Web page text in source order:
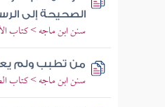
الصحيحة إلى
سنن ابن ماجه > كتاب
من تطبب ولم
سنن ابن ماجه > كتاب